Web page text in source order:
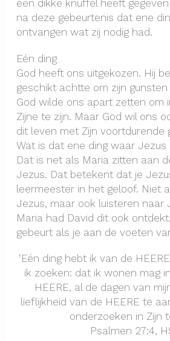
een dikke knuffel heeft
na deze gebeurtenis dat ene
ontvangen wat zij nodig had.
Eén ding
God heeft ons uitgekozen. Hij
geschikt achtte om zijn
God wilde ons apart zetten om
Zijne te zijn. Maar God wil ons
dit leven met Zijn voortdurende
Wat is dat ene ding waar
Dat is net als Maria zitten aan
Jezus. Dat betekent dat je
leermeester in het geloof. Niet
Jezus, maar ook luisteren naar
Maria had David dit ook
gebeurt als je aan de voeten
‘Eén ding hebt ik van de
ik zoeken: dat ik wonen mag
HEERE, al de dagen van
lieflijkheid van de HEERE te
onderzoeken in Zijn
Psalmen 27:4,